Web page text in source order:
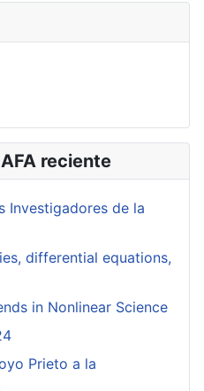
reciente
Investigadores de la
differential equations,
in Nonlinear Science
Prieto a la